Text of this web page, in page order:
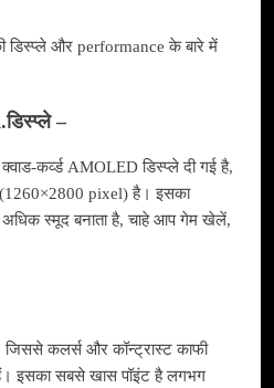
डिस्प्ले और performance के बारे में
–
AMOLED डिस्प्ले दी गई है,
pixel) है। इसका
स्मूद बनाता है, चाहे आप गेम खेलें,
जिससे कलर्स और कॉन्ट्रास्ट काफी
इसका सबसे खास पॉइंट है लगभग